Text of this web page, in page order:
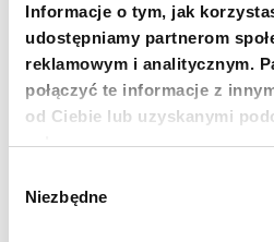
Informacje o tym, jak
udostępniamy partnerom
reklamowym i analitycznym.
połączyć te informacje z
od Ciebie lub uzyskanymi
usług.
zgody
Niezbędne
Chcesz być na bieżąco? Zapisz
newslettera. Informacje o
działaniach i zakończonych
Adres e-mail